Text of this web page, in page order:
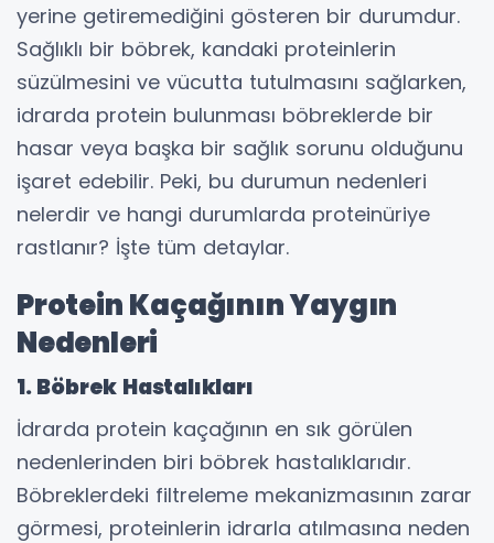
yerine getiremediğini gösteren bir durumdur.
Sağlıklı bir böbrek, kandaki proteinlerin
süzülmesini ve vücutta tutulmasını sağlarken,
idrarda protein bulunması böbreklerde bir
hasar veya başka bir sağlık sorunu olduğunu
işaret edebilir. Peki, bu durumun nedenleri
nelerdir ve hangi durumlarda proteinüriye
rastlanır? İşte tüm detaylar.
Protein Kaçağının Yaygın
Nedenleri
1. Böbrek Hastalıkları
İdrarda protein kaçağının en sık görülen
nedenlerinden biri böbrek hastalıklarıdır.
Böbreklerdeki filtreleme mekanizmasının zarar
görmesi, proteinlerin idrarla atılmasına neden